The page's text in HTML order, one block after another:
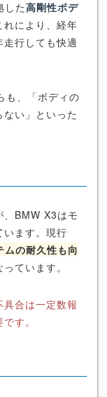
した高剛性ボデ
により、経年
行しても快適
も、「ボディの
い」といった
、BMW X3はモ
います。現行
の耐久性も向
ています。
合は一定数報
す。